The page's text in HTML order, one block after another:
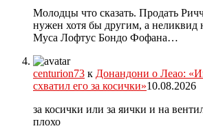
Молодцы что сказать. Продать
нужен хотя бы другим, а
Муса Лофтус Бондо Фофана…
centurion73 к Донандони о Леао:
схватил его за косички»10.08.2026
за косички или за яички и на
плохо